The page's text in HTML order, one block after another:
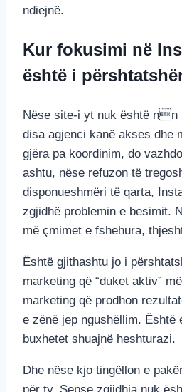
ndiejnë.
Kur fokusimi në
është i
Nëse site-i yt nuk është nn
disa agjenci kanë akses dhe
gjëra pa koordinim, do
ashtu, nëse refuzon të
disponueshmëri të qarta,
zgjidhë problemin e besimit.
më çmimet e fshehura,
Është gjithashtu jo i
marketing që “duket aktiv”
marketing që prodhon
e zënë jep ngushëllim. Është
buxhetet shuajnë heshturazi.
Dhe nëse kjo tingëllon e